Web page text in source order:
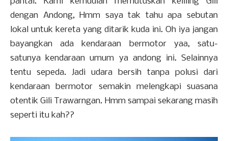
dengan Andong, Hmm saya tak tahu apa sebutan
lokal untuk kereta yang ditarik kuda ini. Oh iya jangan
bayangkan ada kendaraan bermotor yaa, satu-
satunya kendaraan umum ya andong ini. Selainnya
tentu sepeda. Jadi udara bersih tanpa polusi dari
kendaraan bermotor semakin melengkapi suasana
otentik Gili Trawarngan. Hmm sampai sekarang masih
seperti itu kah??